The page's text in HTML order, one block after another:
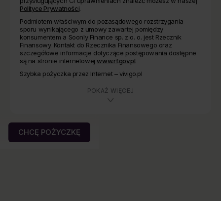
Polityce Prywatności.
Podmiotem właściwym do pozasądowego rozstrzygania
sporu wynikającego z umowy zawartej pomiędzy
konsumentem a Soonly Finance sp. z o. o. jest Rzecznik
Finansowy. Kontakt do Rzecznika Finansowego oraz
szczegółowe informacje dotyczące postępowania dostępne
są na stronie internetowejwww.rf.gov.pl.
Szybka pożyczka przez Internet – vivigo.pl
POKAŻ WIĘCEJ
CHCĘ POŻYCZKĘ